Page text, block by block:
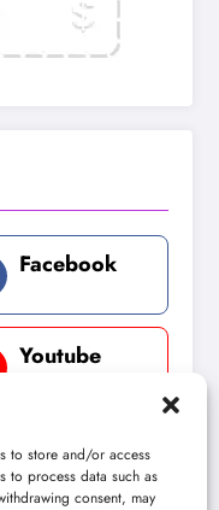
to store and/or access
to process data such as
consent, may
Facebook
Youtube